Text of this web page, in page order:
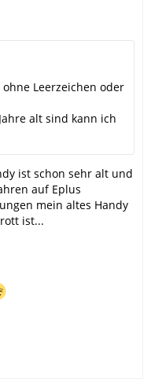
Leerzeichen oder
alt sind kann ich
ist schon sehr alt und
auf Eplus
mein altes Handy
ist...